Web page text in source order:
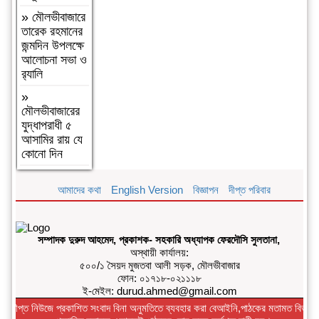
চট্টগ্রামের
পরিকল্পিত
উন্নয়নে নাগরিক
ফোরাম কাজ
করে যাবে
»
ছাত্র আন্দোলনে
হামলার মামলায়
ফটিকছড়ি পৌর
আওয়ামী লীগ
নেতা নুরুল
»চারপাশে
সবকিছু আগের
মতোই আছে,
শুধু তোমরাই
মাদ্রাসায় আলিম
পরীক্ষার্থীদের
»মৌলভীবাজারে
তারেক রহমানের
জন্মদিন উপলক্ষে
আলোচনা সভা ও
র‌্যালি
»
মৌলভীবাজারের
যুদ্ধাপরাধী ৫
আসামির রায় যে
কোনো দিন
আমাদের কথা English Version বিজ্ঞাপন দীপ্ত পরিবার
সম্পাদক দুরুদ আহমেদ, প্রকাশক- সহকারি অধ্যাপক ফেরদৌসি সুলতানা,
অস্থায়ী কার্যালয়:
৫০০/১ সৈয়দ মুজতবা আলী সড়ক, মৌলভীবাজার
ফোন: ০১৭১৮-০২১১১৮
ই-মেইল: durud.ahmed@gmail.com
দীপ্ত নিউজে প্রকাশিত সংবাদ বিনা অনুমতিতে ব্যবহার করা বেআইনি,পাঠকের মতামত বিভাগে